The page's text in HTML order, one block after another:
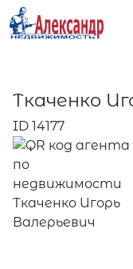
Ткаченко
ID 14177